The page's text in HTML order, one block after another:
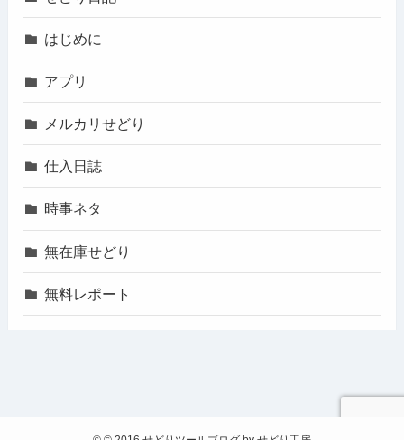
はじめに
アプリ
メルカリせどり
仕入日誌
時事ネタ
無在庫せどり
無料レポート